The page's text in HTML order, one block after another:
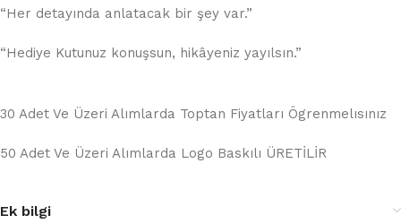
“Her detayında anlatacak bir şey var.”
“Hediye Kutunuz konuşsun, hikâyeniz yayılsın.”
30 Adet Ve Üzeri Alımlarda Toptan Fiyatları Ögrenmelısınız
50 Adet Ve Üzeri Alımlarda Logo Baskılı ÜRETİLİR
Ek bilgi